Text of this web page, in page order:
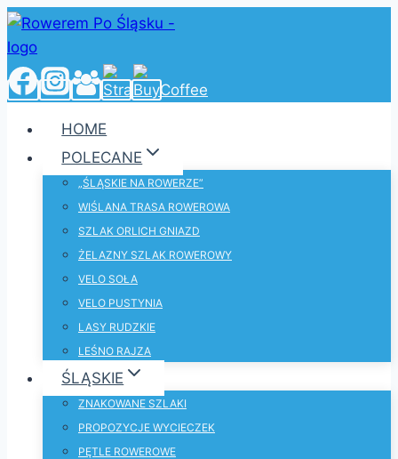
Przejdź
do
treści
HOME
POLECANE
„ŚLĄSKIE NA ROWERZE”
WIŚLANA TRASA ROWEROWA
SZLAK ORLICH GNIAZD
ŻELAZNY SZLAK ROWEROWY
VELO SOŁA
VELO PUSTYNIA
LASY RUDZKIE
LEŚNO RAJZA
ŚLĄSKIE
ZNAKOWANE SZLAKI
PROPOZYCJE WYCIECZEK
PĘTLE ROWEROWE